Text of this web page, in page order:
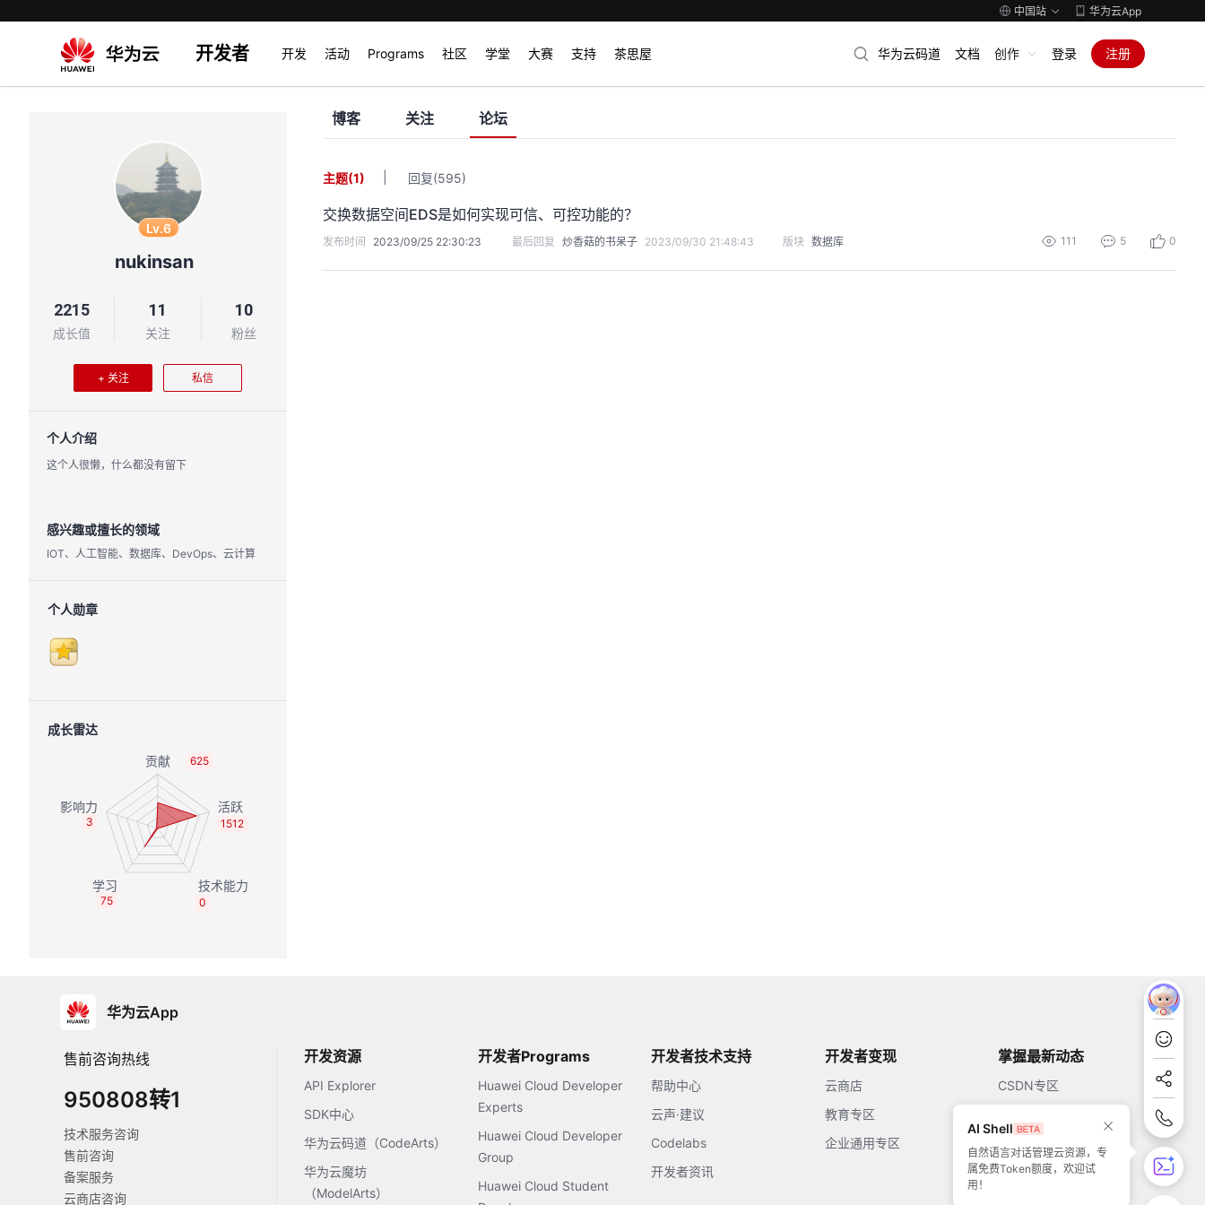
中国站 华为云App
开发者 开发 活动 Programs 社区 学堂 大赛 支持 茶思屋 华为云码道 文档 创作 登录 注册
Lv.6
nukinsan
2215
成长值
11
关注
10
粉丝
+ 关注 私信
个人介绍
这个人很懒，什么都没有留下
感兴趣或擅长的领域
IOT、人工智能、数据库、DevOps、云计算
个人勋章
成长雷达
625
1512
0
75
3
博客 关注 论坛
主题(1) 回复(595)
交换数据空间EDS是如何实现可信、可控功能的？
发布时间 2023/09/25 22:30:23 最后回复 炒香菇的书呆子 2023/09/30 21:48:43 版块 数据库 111 5 0
华为云App
售前咨询热线
950808转1
技术服务咨询
售前咨询
备案服务
云商店咨询
开发资源
API Explorer
SDK中心
华为云码道（CodeArts）
华为云魔坊
（ModelArts）
开发者Programs
Huawei Cloud Developer
Experts
Huawei Cloud Developer
Group
Huawei Cloud Student
开发者技术支持
帮助中心
云声·建议
Codelabs
开发者资讯
开发者变现
云商店
教育专区
企业通用专区
掌握最新动态
CSDN专区
51CTO
AI Shell
自然语言对话管理云资源，专
属免费Token额度，欢迎试
用！